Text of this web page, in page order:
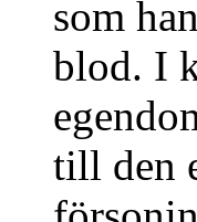
som
blod. I
till den